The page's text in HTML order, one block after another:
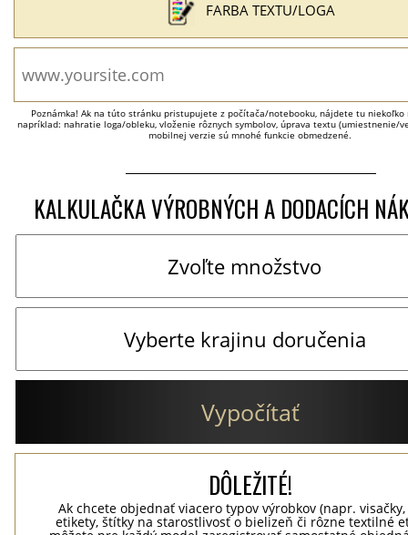
FARBA TEXTU/LOGA
Poznámka! Ak na túto stránku pristupujete z počítača/notebooku, nájdete tu niekoľko
napríklad: nahratie loga/obleku, vloženie rôznych symbolov, úprava textu (umiestnenie/
mobilnej verzie sú mnohé funkcie obmedzené.
KALKULAČKA VÝROBNÝCH A DODACÍCH
Vypočítať
DÔLEŽITÉ!
Ak chcete objednať viacero typov výrobkov (napr.
etikety, štítky na starostlivosť o bielizeň či rôzne textilné